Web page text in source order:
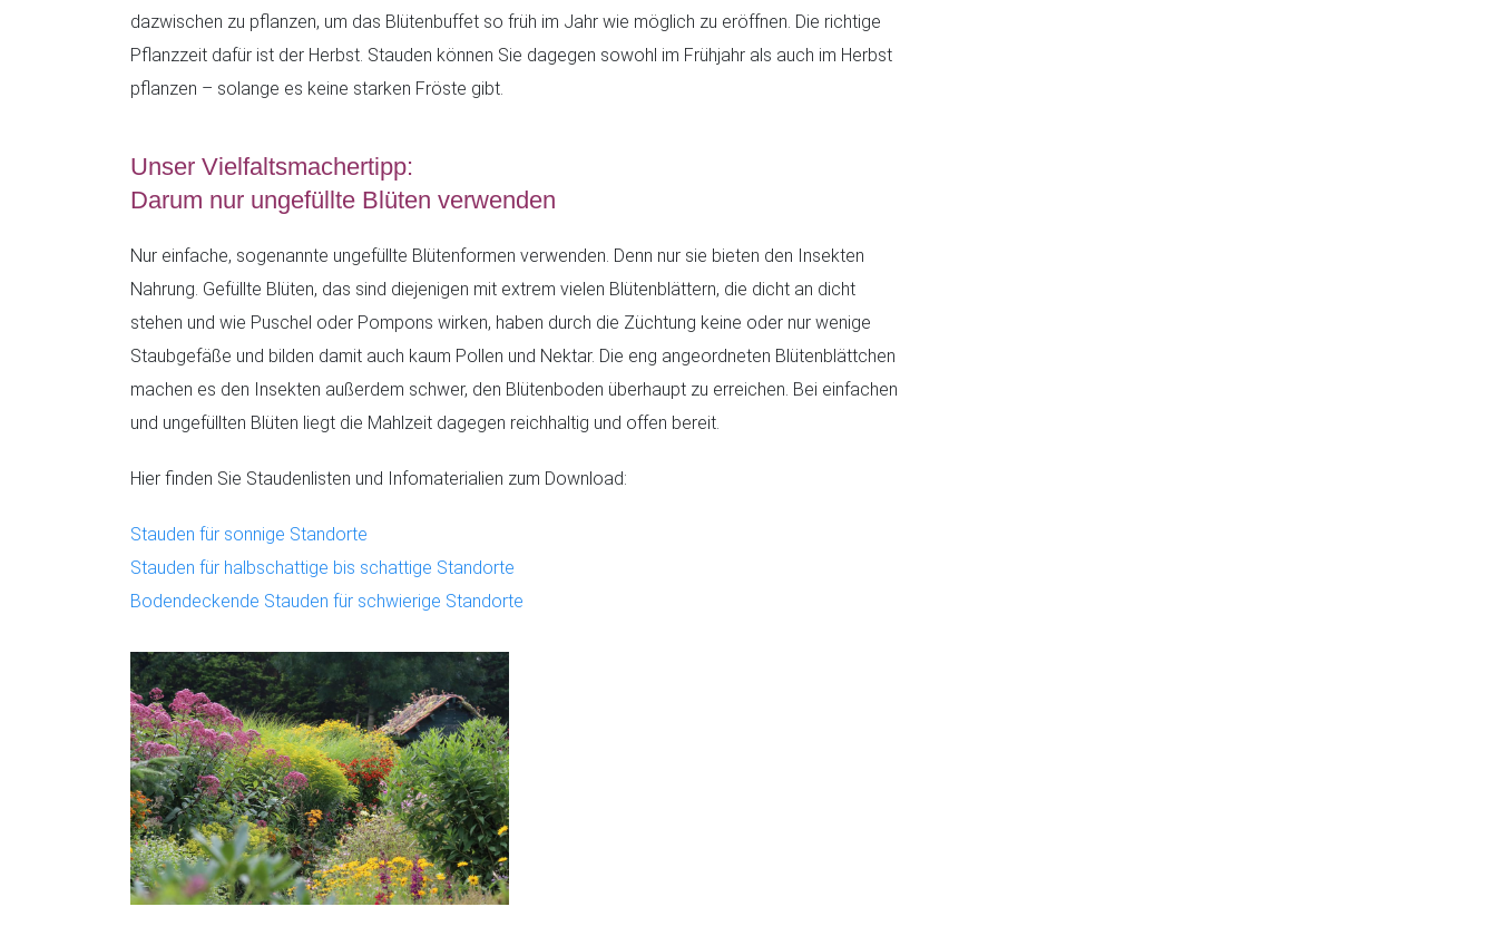
dazwischen zu pflanzen, um das Blütenbuffet so früh im Jahr wie möglich zu eröffnen. Die richtige
Pflanzzeit dafür ist der Herbst. Stauden können Sie dagegen sowohl im Frühjahr als auch im Herbst
pflanzen – solange es keine starken Fröste gibt.
Unser Vielfaltsmachertipp:
Darum nur ungefüllte Blüten verwenden
Nur einfache, sogenannte ungefüllte Blütenformen verwenden. Denn nur sie bieten den Insekten
Nahrung. Gefüllte Blüten, das sind diejenigen mit extrem vielen Blütenblättern, die dicht an dicht
stehen und wie Puschel oder Pompons wirken, haben durch die Züchtung keine oder nur wenige
Staubgefäße und bilden damit auch kaum Pollen und Nektar. Die eng angeordneten Blütenblättchen
machen es den Insekten außerdem schwer, den Blütenboden überhaupt zu erreichen. Bei einfachen
und ungefüllten Blüten liegt die Mahlzeit dagegen reichhaltig und offen bereit.
Hier finden Sie Staudenlisten und Infomaterialien zum Download:
Stauden für sonnige Standorte
Stauden für halbschattige bis schattige Standorte
Bodendeckende Stauden für schwierige Standorte